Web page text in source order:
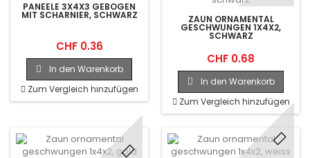
PANEELE 3X4X3 GEBOGEN
MIT SCHARNIER, SCHWARZ
CHF 0.36
In den Warenkorb
Zum Vergleich hinzufügen
ZAUN ORNAMENTAL
GESCHWUNGEN 1X4X2,
SCHWARZ
CHF 0.68
In den Warenkorb
Zum Vergleich hinzufügen